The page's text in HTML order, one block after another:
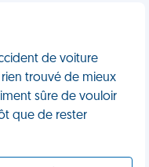
de voiture
trouvé de mieux
sûre de vouloir
que de rester